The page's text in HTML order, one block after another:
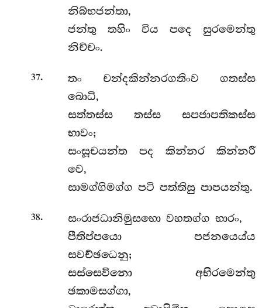
නිබ්භජන්තා,
ජන්තු තහිං විය පදෙ සුරමෙන්තු
නිච්චං.
37.
තං චන්දකින්නරගතිංව ගතස්ස
බොධි,
සත්තස්ස තස්ස සපජාපතිකස්ස
භාවං;
සංසූචයන්ත පද කින්නර කින්නරී
වෙ,
සාමග්ගිමග්ග පටි පත්තිසු පාපයන්තු.
38.
සංරාජධානිමුසභො වහතග්ග භාරං,
පීතිප්පයො පජනයෙය්ය
සවච්ඡධෙනු;
සස්සෙවිනො අභිරමෙන්තු
ඡකාමසග්ගා,